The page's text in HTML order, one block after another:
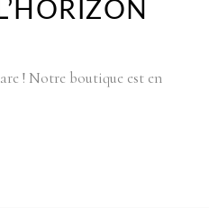
! Notre boutique est en